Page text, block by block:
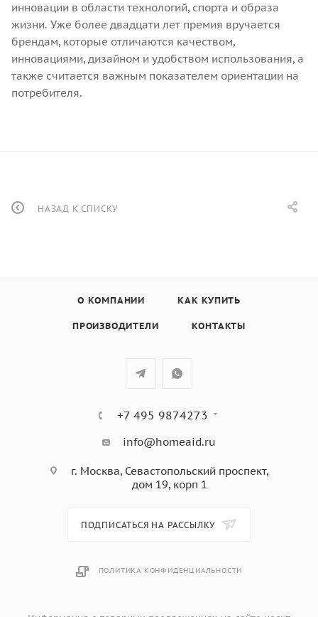
инновации в области технологий, спорта и образа
жизни. Уже более двадцати лет премия вручается
брендам, которые отличаются качеством,
инновациями, дизайном и удобством использования, а
также считается важным показателем ориентации на
потребителя.
НАЗАД К СПИСКУ
О КОМПАНИИ КАК КУПИТЬ
ПРОИЗВОДИТЕЛИ КОНТАКТЫ
+7 495 9874273
info@homeaid.ru
г. Москва, Севастопольский проспект,
дом 19, корп 1
ПОДПИСАТЬСЯ НА РАССЫЛКУ
ПОЛИТИКА КОНФИДЕНЦИАЛЬНОСТИ